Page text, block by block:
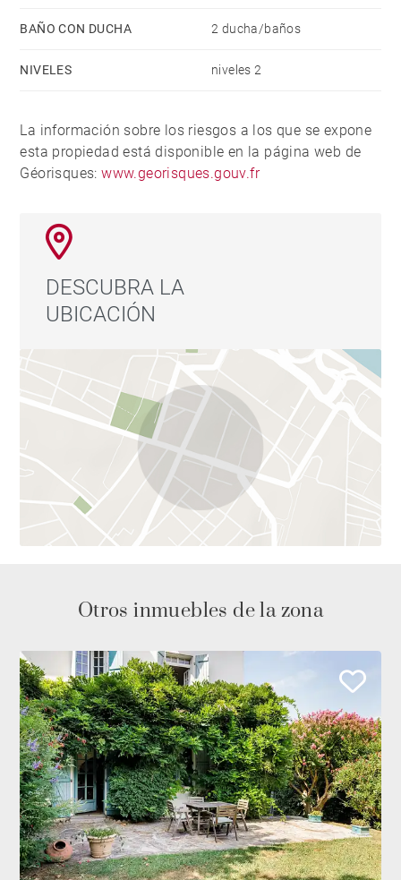
BAÑO CON DUCHA 2 ducha/baños
NIVELES niveles 2
La información sobre los riesgos a los que se expone
esta propiedad está disponible en la página web de
Géorisques:www.georisques.gouv.fr
DESCUBRA LA
UBICACIÓN
Otros inmuebles de la zona